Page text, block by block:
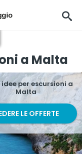
a Malta
per escursioni a
Malta
LE OFFERTE